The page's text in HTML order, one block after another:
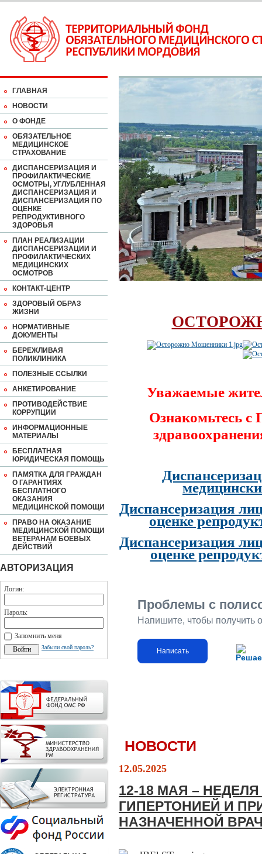
ГЛАВНАЯ
НОВОСТИ
О ФОНДЕ
ОБЯЗАТЕЛЬНОЕ
МЕДИЦИНСКОЕ
СТРАХОВАНИЕ
ДИСПАНСЕРИЗАЦИЯ И
ПРОФИЛАКТИЧЕСКИЕ
ОСМОТРЫ, УГЛУБЛЕННАЯ
ДИСПАНСЕРИЗАЦИЯ И
ДИСПАНСЕРИЗАЦИЯ ПО
ОЦЕНКЕ
РЕПРОДУКТИВНОГО
ЗДОРОВЬЯ
ПЛАН РЕАЛИЗАЦИИ
ДИСПАНСЕРИЗАЦИИ И
ПРОФИЛАКТИЧЕСКИХ
МЕДИЦИНСКИХ
ОСМОТРОВ
КОНТАКТ-ЦЕНТР
ЗДОРОВЫЙ ОБРАЗ
ЖИЗНИ
НОРМАТИВНЫЕ
ДОКУМЕНТЫ
БЕРЕЖЛИВАЯ
ПОЛИКЛИНИКА
ПОЛЕЗНЫЕ ССЫЛКИ
АНКЕТИРОВАНИЕ
ПРОТИВОДЕЙСТВИЕ
КОРРУПЦИИ
ИНФОРМАЦИОННЫЕ
МАТЕРИАЛЫ
БЕСПЛАТНАЯ
ЮРИДИЧЕСКАЯ ПОМОЩЬ
ПАМЯТКА ДЛЯ ГРАЖДАН
О ГАРАНТИЯХ
БЕСПЛАТНОГО
ОКАЗАНИЯ
МЕДИЦИНСКОЙ ПОМОЩИ
ПРАВО НА ОКАЗАНИЕ
МЕДИЦИНСКОЙ ПОМОЩИ
ВЕТЕРАНАМ БОЕВЫХ
ДЕЙСТВИЙ
АВТОРИЗАЦИЯ
Логин:
Пароль:
Запомнить меня
Забыли свой пароль?
Уважаемые
Ознакомьтесь
Диспансеризация
оценке
Диспансеризация
оценке
Проблемы с
Напишите, чтобы получить
Написать
НОВОСТИ
12.05.2025
12-18 МАЯ –
ГИПЕРТОНИЕЙ И
НАЗНАЧЕННОЙ